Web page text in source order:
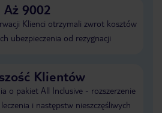
Aż 9002
Klienci otrzymali zwrot kosztów
ubezpieczenia od rezygnacji
Klientów
o pakiet All Inclusive - rozszerzenie
i następstw nieszczęśliwych